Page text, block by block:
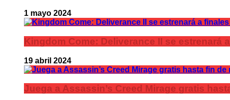
1 mayo 2024
Kingdom Come: Deliverance II se estrenará
19 abril 2024
Juega a Assassin’s Creed Mirage gratis